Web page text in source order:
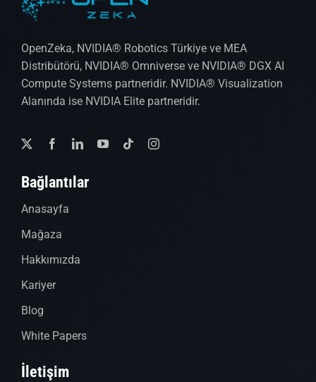
OpenZeka, NVIDIA® Robotics Türkiye ve MEA
Distribütörü, NVIDIA® Omniverse ve NVIDIA® DGX AI
Compute Systems partneridir. NVIDIA® Visualization
Alanında ise NVIDIA Elite partneridir.
Bağlantılar
Anasayfa
Mağaza
Hakkımızda
Kariyer
Blog
White Papers
İletişim